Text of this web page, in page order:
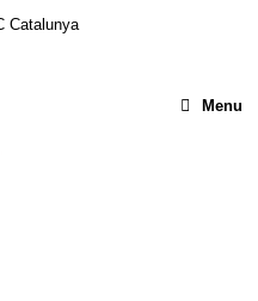
Menu